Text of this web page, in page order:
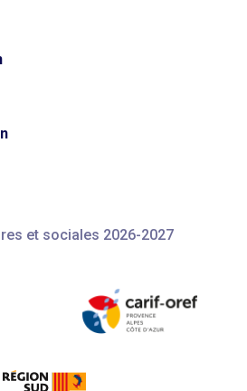
et sociales 2026-2027